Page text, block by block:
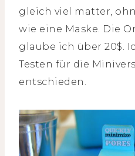
gleich viel matter,
wie eine Maske. Die
glaube ich über 20$.
Testen für die
entschieden.